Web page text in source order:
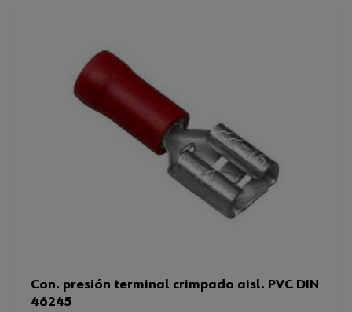
Con. presión terminal crimpado aisl. PVC DIN
46245